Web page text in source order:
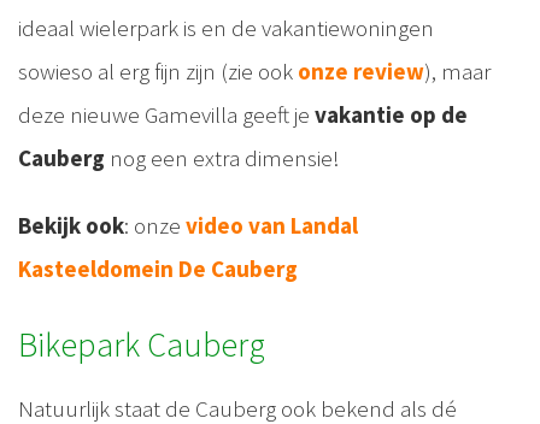
ideaal wielerpark is en de vakantiewoningen
sowieso al erg fijn zijn (zie ook onze review), maar
deze nieuwe Gamevilla geeft je vakantie op de
Cauberg nog een extra dimensie!
Bekijk ook: onze video van Landal
Kasteeldomein De Cauberg
Bikepark Cauberg
Natuurlijk staat de Cauberg ook bekend als dé